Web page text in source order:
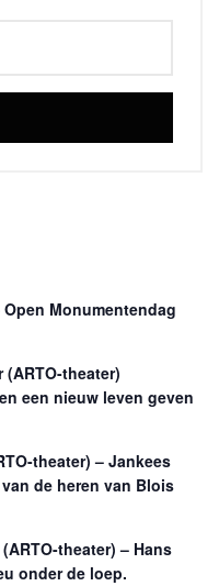
Monumentendag
(ARTO-theater)
een nieuw leven geven
theater) – Jankees
de heren van Blois
theater) – Hans
onder de loep.